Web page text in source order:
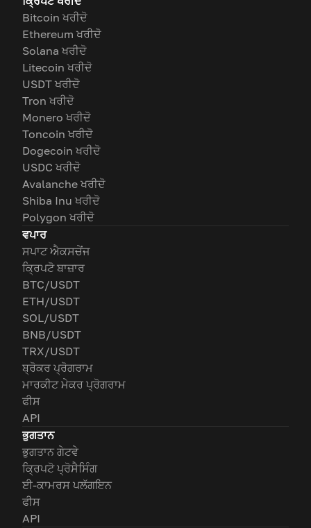
Bitcoin ਖਰੀਦੋ
Ethereum ਖਰੀਦੋ
Solana ਖਰੀਦੋ
Litecoin ਖਰੀਦੋ
USDT ਖਰੀਦੋ
Tron ਖਰੀਦੋ
Monero ਖਰੀਦੋ
Toncoin ਖਰੀਦੋ
Dogecoin ਖਰੀਦੋ
USDC ਖਰੀਦੋ
Avalanche ਖਰੀਦੋ
Shiba Inu ਖਰੀਦੋ
Polygon ਖਰੀਦੋ
ਵਪਾਰ
ਸਪਾਟ ਐਕਸਚੇਂਜ
ਕ੍ਰਿਪਟੋ ਬਾਜ਼ਾਰ
BTC/USDT
ETH/USDT
SOL/USDT
BNB/USDT
TRX/USDT
ਬ੍ਰੋਕਰ ਪ੍ਰੋਗਰਾਮ
ਮਾਰਕੀਟ ਮੇਕਰ ਪ੍ਰੋਗਰਾਮ
ਫੀਸ
API
ਭੁਗਤਾਨ
ਭੁਗਤਾਨ ਗੇਟਵੇ
ਕ੍ਰਿਪਟੋ ਪ੍ਰੋਸੈਸਿੰਗ
ਈ-ਕਾਮਰਸ ਪਲੱਗਇਨ
ਫੀਸ
API